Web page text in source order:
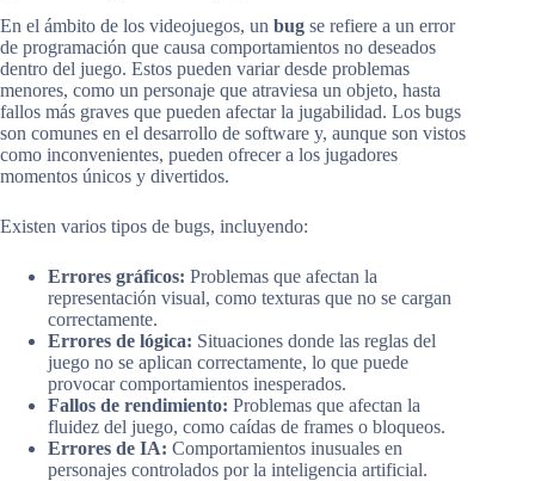
En el ámbito de los videojuegos, un bug se refiere a un error
de programación que causa comportamientos no deseados
dentro del juego. Estos pueden variar desde problemas
menores, como un personaje que atraviesa un objeto, hasta
fallos más graves que pueden afectar la jugabilidad. Los bugs
son comunes en el desarrollo de software y, aunque son vistos
como inconvenientes, pueden ofrecer a los jugadores
momentos únicos y divertidos.
Existen varios tipos de bugs, incluyendo:
Errores gráficos: Problemas que afectan la
representación visual, como texturas que no se cargan
correctamente.
Errores de lógica: Situaciones donde las reglas del
juego no se aplican correctamente, lo que puede
provocar comportamientos inesperados.
Fallos de rendimiento: Problemas que afectan la
fluidez del juego, como caídas de frames o bloqueos.
Errores de IA: Comportamientos inusuales en
personajes controlados por la inteligencia artificial.